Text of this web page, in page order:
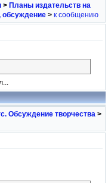
> Планы издательств на
обсуждение > к сообщению
Обсуждение творчества >